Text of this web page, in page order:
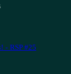
- RSP #25